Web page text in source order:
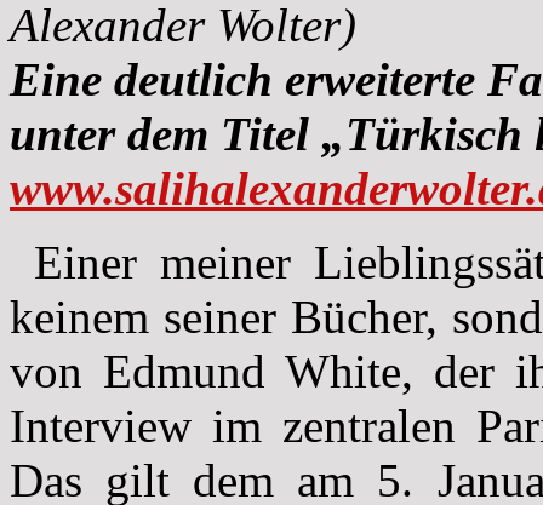
Alexander Wolter)
Eine deutlich erweiterte
unter dem Titel
Einer meiner
keinem seiner Bücher,
von Edmund White, der
Interview im zentralen
Das gilt dem am 5.